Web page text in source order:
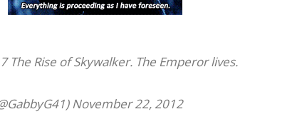
The Rise of Skywalker. The Emperor lives.
November 22, 2012